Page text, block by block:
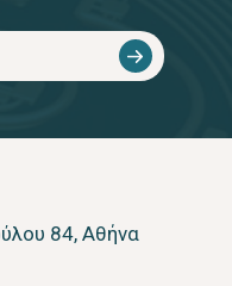
84, Αθήνα